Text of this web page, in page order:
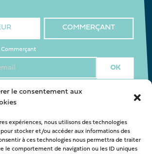
le consentement aux
expériences, nous utilisons des technologies
stocker et/ou accéder aux informations des
à ces technologies nous permettra de traiter
le comportement de navigation ou les ID uniques
COMMERÇANT
Commerçant
Nous contacter
oca@latestedebuch.fr